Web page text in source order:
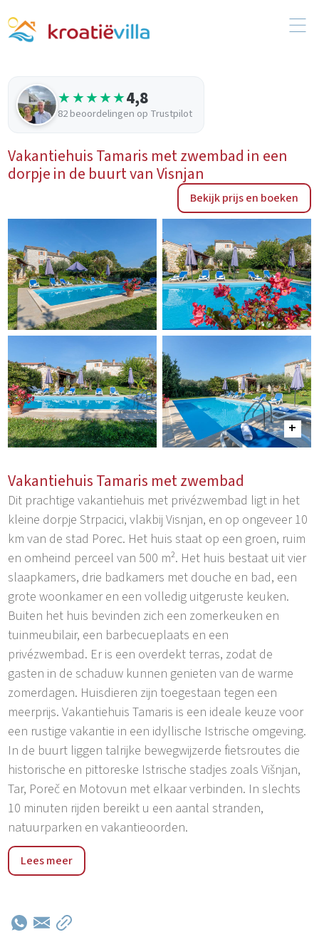
★★★★★4,8
82 beoordelingen op Trustpilot
Vakantiehuis Tamaris met zwembad in een
dorpje in de buurt van Visnjan
Bekijk prijs en boeken
Vakantiehuis Tamaris met zwembad
Dit prachtige vakantiehuis met privézwembad ligt in het
kleine dorpje Strpacici, vlakbij Visnjan, en op ongeveer 10
km van de stad Porec. Het huis staat op een groen, ruim
en omheind perceel van 500 m². Het huis bestaat uit vier
slaapkamers, drie badkamers met douche en bad, een
grote woonkamer en een volledig uitgeruste keuken.
Buiten het huis bevinden zich een zomerkeuken en
tuinmeubilair, een barbecueplaats en een
privézwembad. Er is een overdekt terras, zodat de
gasten in de schaduw kunnen genieten van de warme
zomerdagen. Huisdieren zijn toegestaan tegen een
meerprijs. Vakantiehuis Tamaris is een ideale keuze voor
een rustige vakantie in een idyllische Istrische omgeving.
In de buurt liggen talrijke bewegwijzerde fietsroutes die
historische en pittoreske Istrische stadjes zoals Višnjan,
Tar, Poreč en Motovun met elkaar verbinden. In slechts
10 minuten rijden bereikt u een aantal stranden,
natuurparken en vakantieoorden.
Dankzij de ideale ligging beleeft u hier een onvergetelijke
en ontspannen vakantie. Vakantiehuis Tamaris is de
gemarkeerde fietsroutes die historische en pittoreske
Lees meer